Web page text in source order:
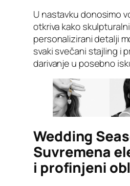
U nastavku donosimo
otkriva kako
personalizirani detalji
svaki svečani stajling i
darivanje u posebno
Wedding
Suvremena
i profinjeni